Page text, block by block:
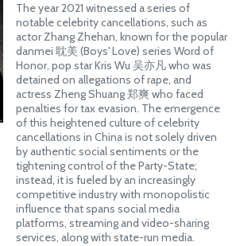
The year 2021 witnessed a series of
notable celebrity cancellations, such as
actor Zhang Zhehan, known for the popular
danmei 耽美 (Boys' Love) series Word of
Honor, pop star Kris Wu 吴亦凡 who was
detained on allegations of rape, and
actress Zheng Shuang 郑爽 who faced
penalties for tax evasion. The emergence
of this heightened culture of celebrity
cancellations in China is not solely driven
by authentic social sentiments or the
tightening control of the Party-State;
instead, it is fueled by an increasingly
competitive industry with monopolistic
influence that spans social media
platforms, streaming and video-sharing
services, along with state-run media.